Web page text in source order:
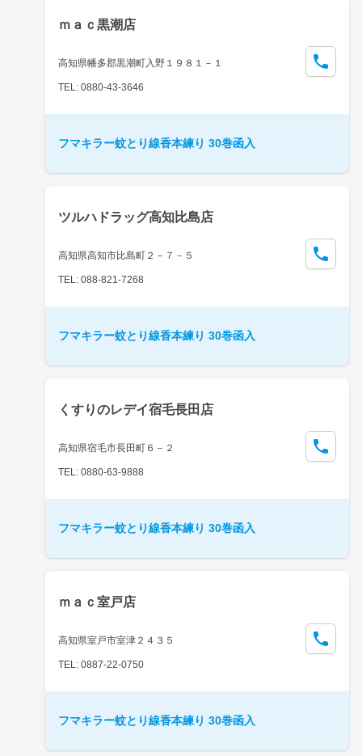
ｍａｃ黒潮店
高知県幡多郡黒潮町入野１９８１－１
TEL: 0880-43-3646
フマキラー蚊とり線香本練り 30巻函入
ツルハドラッグ高知比島店
高知県高知市比島町２－７－５
TEL: 088-821-7268
フマキラー蚊とり線香本練り 30巻函入
くすりのレデイ宿毛長田店
高知県宿毛市長田町６－２
TEL: 0880-63-9888
フマキラー蚊とり線香本練り 30巻函入
ｍａｃ室戸店
高知県室戸市室津２４３５
TEL: 0887-22-0750
フマキラー蚊とり線香本練り 30巻函入